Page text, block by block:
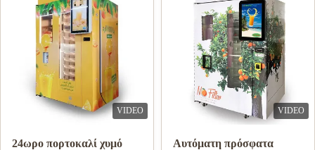
VIDEO
24ωρο πορτοκαλί χυμό
VIDEO
Αυτόματη πρόσφατα